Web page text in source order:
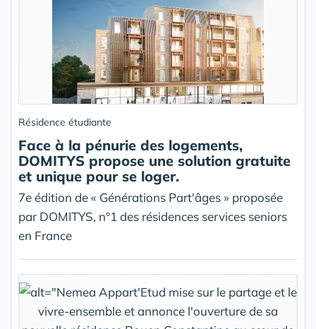
Résidence étudiante
Face à la pénurie des logements,
DOMITYS propose une solution gratuite
et unique pour se loger.
7e édition de « Générations Part'âges » proposée
par DOMITYS, n°1 des résidences services seniors
en France